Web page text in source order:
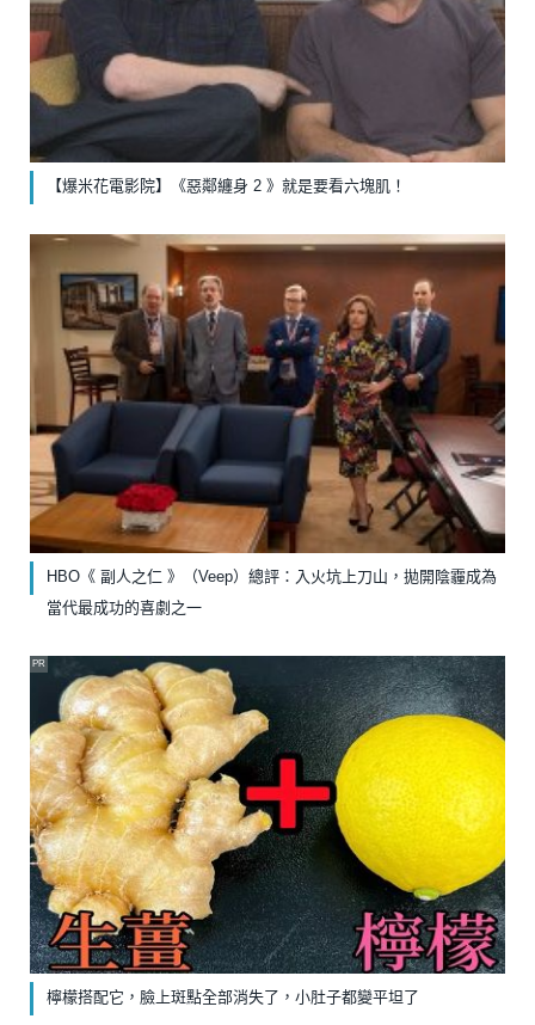
【爆米花電影院】《惡鄰纏身 2 》就是要看六塊肌！
HBO《 副人之仁 》（Veep）總評：入火坑上刀山，拋開陰霾成為
當代最成功的喜劇之一
檸檬搭配它，臉上斑點全部消失了，小肚子都變平坦了
PR